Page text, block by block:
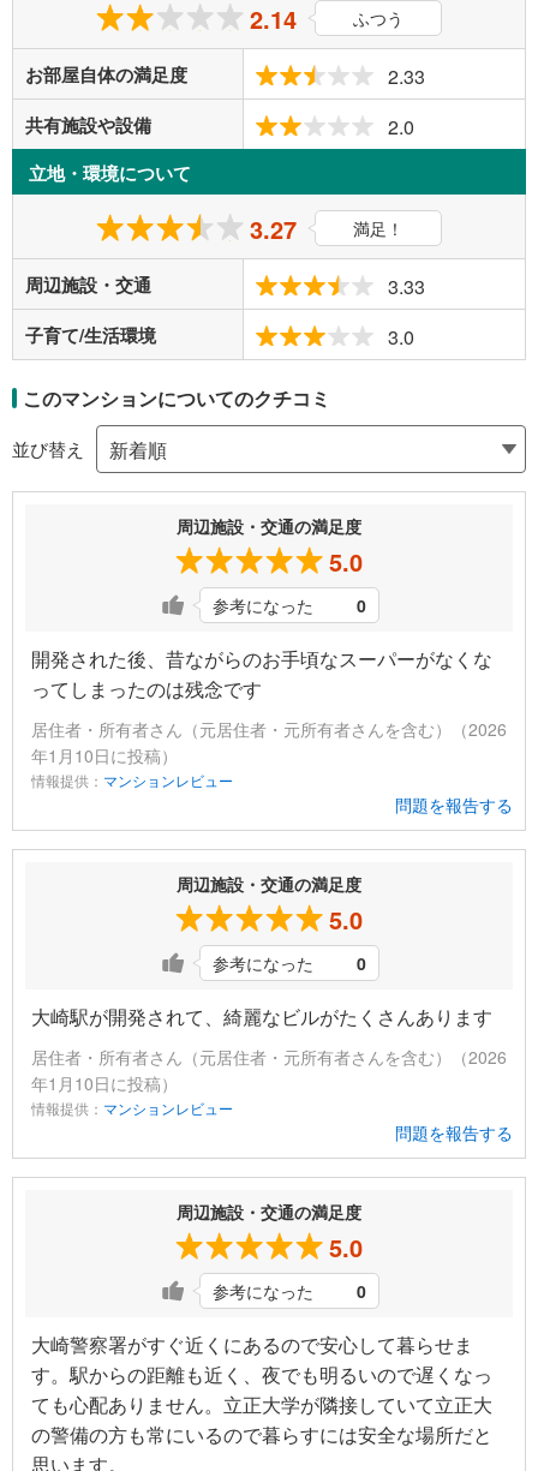
2.14 ふつう
お部屋自体の満足度 2.33
共有施設や設備 2.0
立地・環境について
3.27 満足！
周辺施設・交通 3.33
子育て/生活環境 3.0
このマンションについてのクチコミ
並び替え
周辺施設・交通の満足度
5.0
参考になった 0
開発された後、昔ながらのお手頃なスーパーがなくな
ってしまったのは残念です
居住者・所有者さん（元居住者・元所有者さんを含む）（2026
年1月10日に投稿）
情報提供： マンションレビュー
問題を報告する
周辺施設・交通の満足度
5.0
参考になった 0
大崎駅が開発されて、綺麗なビルがたくさんあります
居住者・所有者さん（元居住者・元所有者さんを含む）（2026
年1月10日に投稿）
情報提供： マンションレビュー
問題を報告する
周辺施設・交通の満足度
5.0
参考になった 0
大崎警察署がすぐ近くにあるので安心して暮らせま
す。駅からの距離も近く、夜でも明るいので遅くなっ
ても心配ありません。立正大学が隣接していて立正大
の警備の方も常にいるので暮らすには安全な場所だと
思います。